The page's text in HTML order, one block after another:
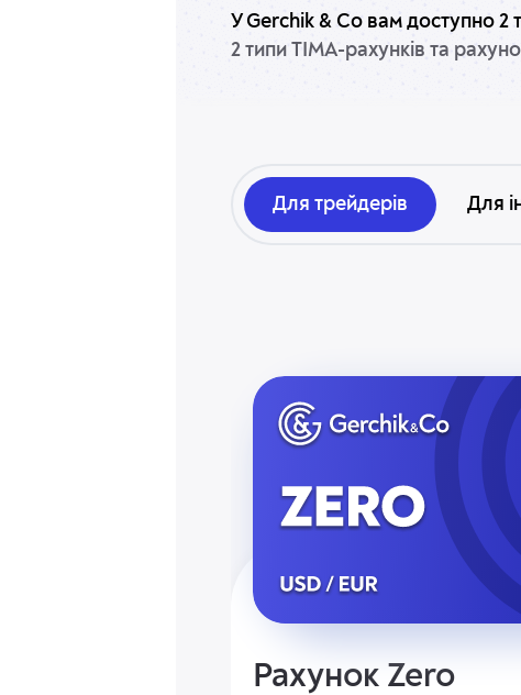
У Gerchik & Co вам доступно 2
2 типи TIMA-рахунків та
Для трейдерів Для
Рахунок Zero